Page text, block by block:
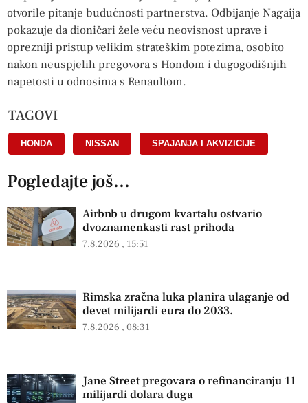
otvorile pitanje budućnosti partnerstva. Odbijanje Nagaija
pokazuje da dioničari žele veću neovisnost uprave i
oprezniji pristup velikim strateškim potezima, osobito
nakon neuspjelih pregovora s Hondom i dugogodišnjih
napetosti u odnosima s Renaultom.
TAGOVI
HONDA NISSAN SPAJANJA I AKVIZICIJE
Pogledajte još...
Airbnb u drugom kvartalu ostvario
dvoznamenkasti rast prihoda
7.8.2026 15:51
Rimska zračna luka planira ulaganje od
devet milijardi eura do 2033.
7.8.2026 08:31
Jane Street pregovara o refinanciranju 11
milijardi dolara duga